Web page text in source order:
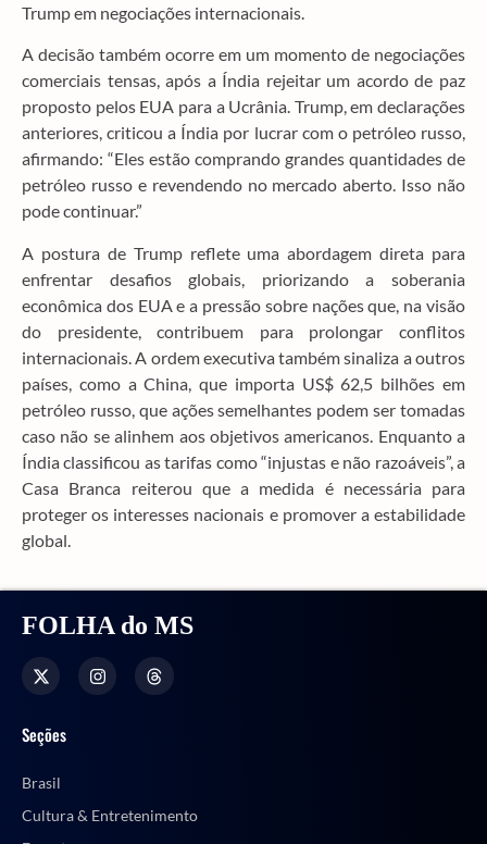
Trump em negociações internacionais.
A decisão também ocorre em um momento de negociações
comerciais tensas, após a Índia rejeitar um acordo de paz
proposto pelos EUA para a Ucrânia. Trump, em declarações
anteriores, criticou a Índia por lucrar com o petróleo russo,
afirmando: “Eles estão comprando grandes quantidades de
petróleo russo e revendendo no mercado aberto. Isso não
pode continuar.”
A postura de Trump reflete uma abordagem direta para
enfrentar desafios globais, priorizando a soberania
econômica dos EUA e a pressão sobre nações que, na visão
do presidente, contribuem para prolongar conflitos
internacionais. A ordem executiva também sinaliza a outros
países, como a China, que importa US$ 62,5 bilhões em
petróleo russo, que ações semelhantes podem ser tomadas
caso não se alinhem aos objetivos americanos. Enquanto a
Índia classificou as tarifas como “injustas e não razoáveis”, a
Casa Branca reiterou que a medida é necessária para
proteger os interesses nacionais e promover a estabilidade
global.
FOLHA do MS
Seções
Brasil
Cultura & Entretenimento